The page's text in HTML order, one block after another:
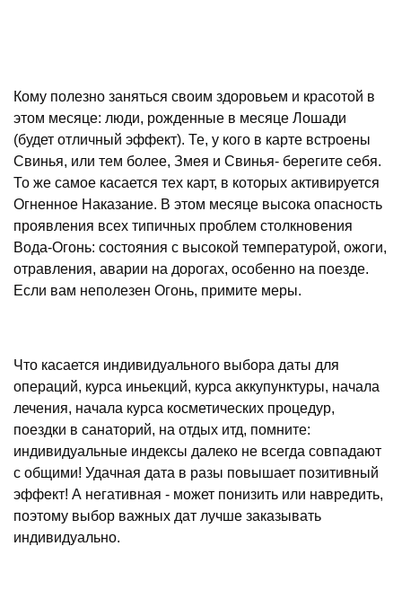
Кому полезно заняться своим здоровьем и красотой в
этом месяце: люди, рожденные в месяце Лошади
(будет отличный эффект). Те, у кого в карте встроены
Свинья, или тем более, Змея и Свинья- берегите себя.
То же самое касается тех карт, в которых активируется
Огненное Наказание. В этом месяце высока опасность
проявления всех типичных проблем столкновения
Вода-Огонь: состояния с высокой температурой, ожоги,
отравления, аварии на дорогах, особенно на поезде.
Если вам неполезен Огонь, примите меры.
Что касается индивидуального выбора даты для
операций, курса иньекций, курса аккупунктуры, начала
лечения, начала курса косметических процедур,
поездки в санаторий, на отдых итд, помните:
индивидуальные индексы далеко не всегда совпадают
с общими! Удачная дата в разы повышает позитивный
эффект! А негативная - может понизить или навредить,
поэтому выбор важных дат лучше заказывать
индивидуально.